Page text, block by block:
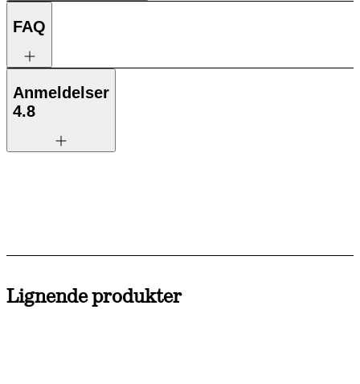
FAQ
Anmeldelser
4.8
Lignende produkter